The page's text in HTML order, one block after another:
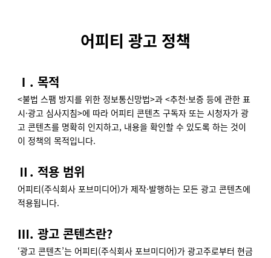
어피티 광고 정책
Ⅰ. 목적
<불법 스팸 방지를 위한 정보통신망법>과 <추천·보증 등에 관한 표
시·광고 심사지침>에 따라 어피티 콘텐츠 구독자 또는 시청자가 광
고 콘텐츠를 명확히 인지하고, 내용을 확인할 수 있도록 하는 것이
이 정책의 목적입니다.
Ⅱ. 적용 범위
어피티(주식회사 포브미디어)가 제작·발행하는 모든 광고 콘텐츠에
적용됩니다.
Ⅲ. 광고 콘텐츠란?
‘광고 콘텐츠’는 어피티(주식회사 포브미디어)가 광고주로부터 현금